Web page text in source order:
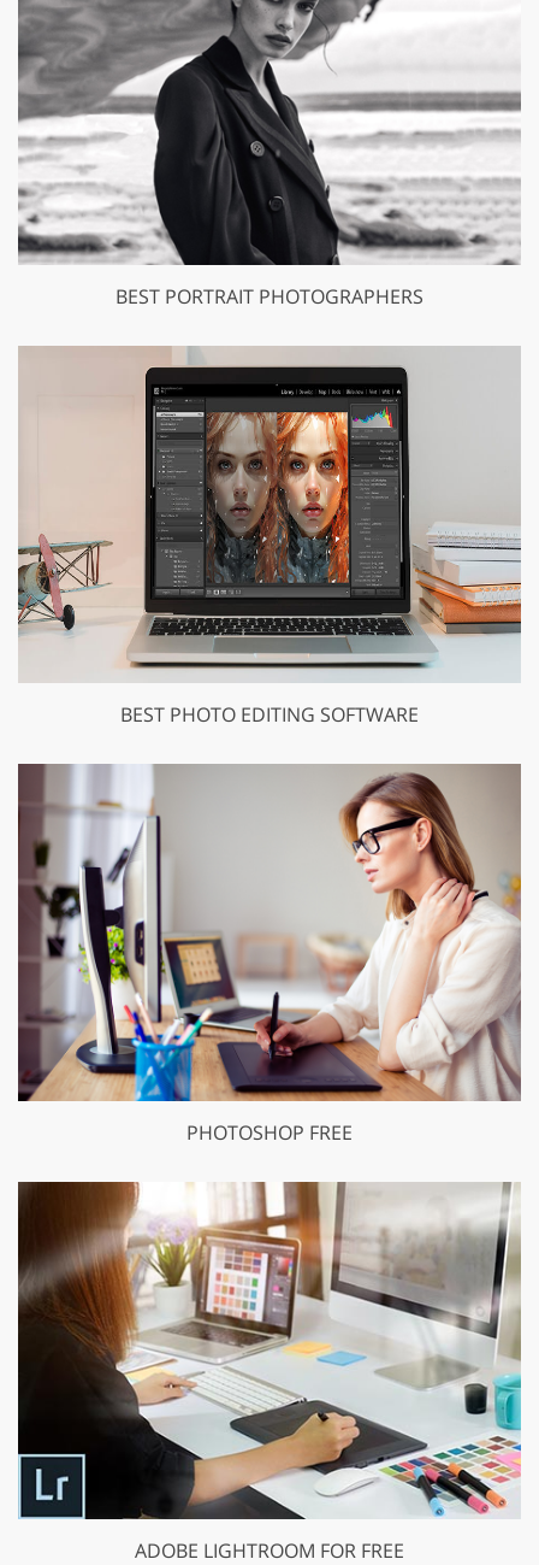
BEST PORTRAIT PHOTOGRAPHERS
BEST PHOTO EDITING SOFTWARE
PHOTOSHOP FREE
ADOBE LIGHTROOM FOR FREE